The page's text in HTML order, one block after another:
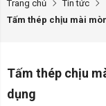
Trang chủ
Tin tức
Tấm thép chịu mài
Tấm thép chịu
dụng